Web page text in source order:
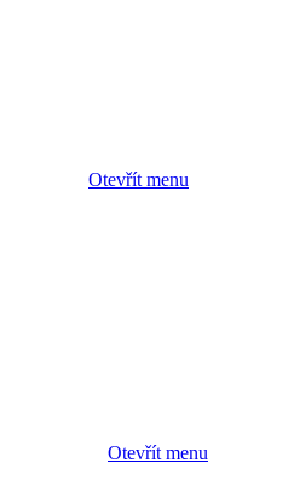
Otevřít menu
Otevřít menu